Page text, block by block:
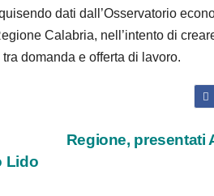
dati dall’Osservatorio
Calabria, nell’intento di
domanda e offerta di lavoro.
Regione, presentati
Lido